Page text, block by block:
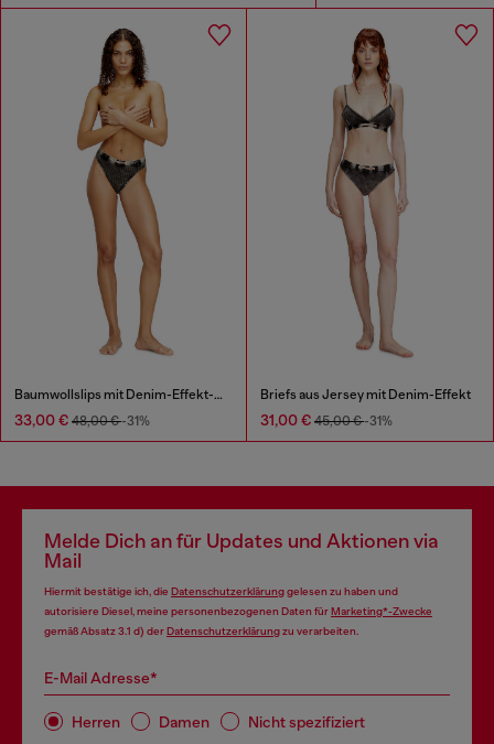
Baumwollslips mit Denim-Effekt-Print
33,00 € 48,00 €-31%
Briefs aus Jersey mit Denim-Effekt
31,00 € 45,00 €-31%
Melde Dich an für Updates und Aktionen via
Mail
Hiermit bestätige ich, die Datenschutzerklärunggelesen zu haben und
autorisiere Diesel, meine personenbezogenen Daten fürMarketing*-Zwecke
gemäß Absatz 3.1 d) derDatenschutzerklärungzu verarbeiten.
E-Mail Adresse*
Herren Damen Nicht spezifiziert